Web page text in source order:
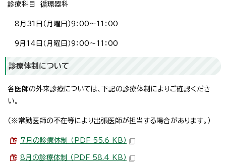
診療科目 循環器科
8月31日（月曜日）9：00～11：00
9月14日（月曜日）9：00～11：00
診療体制について
各医師の外来診療については、下記の診療体制によりご確認くださ
い。
（※常勤医師の不在等により出張医師が担当する場合があります。）
7月の診療体制 （PDF 55.6 KB）
8月の診療体制 （PDF 58.4 KB）